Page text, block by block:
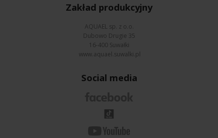
Zakład produkcyjny
AQUAEL sp. z o.o.
Dubowo Drugie 35
16-400 Suwałki
www.aquael.suwalki.pl
Social media